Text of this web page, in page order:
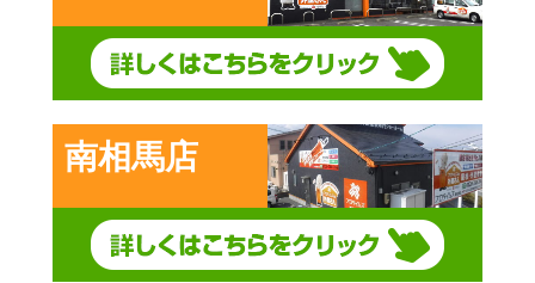
南相馬店